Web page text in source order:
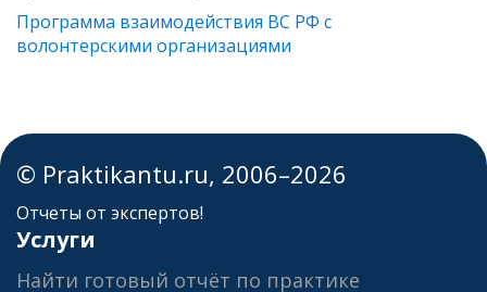
Программа взаимодействия ВС РФ с
волонтерскими организациями
© Praktikantu.ru, 2006–2026
Отчеты от экспертов!
Услуги
Найти готовый отчёт по практике